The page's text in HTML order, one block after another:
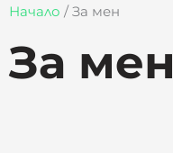
Начало /За мен
За мен